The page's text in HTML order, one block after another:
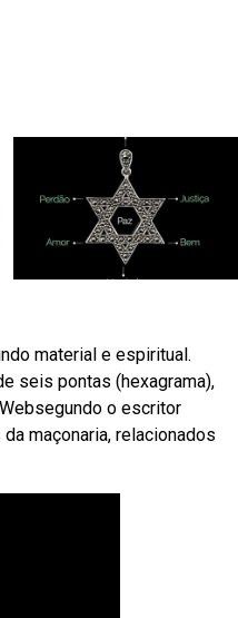
material e espiritual.
seis pontas (hexagrama),
o escritor
maçonaria, relacionados